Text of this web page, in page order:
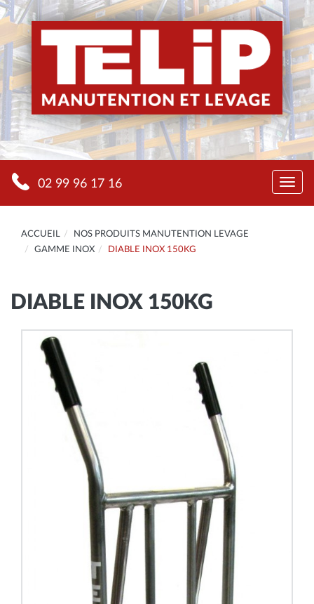
02 99 96 17 16
ACCUEIL
NOS PRODUITS MANUTENTION LEVAGE
GAMME INOX
DIABLE INOX 150KG
DIABLE INOX 150KG
Panneau de gestion des cookies